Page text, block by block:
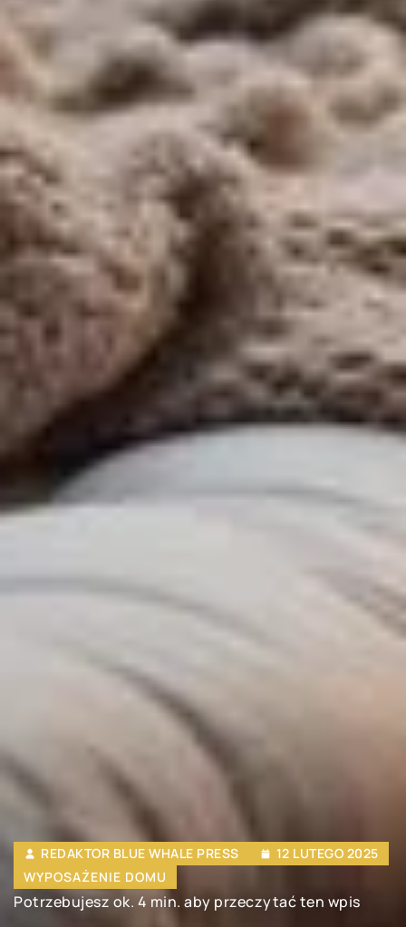
REDAKTOR BLUE WHALE PRESS
12 LUTEGO 2025
WYPOSAŻENIE DOMU
Potrzebujesz ok. 4 min. aby przeczytać ten wpis